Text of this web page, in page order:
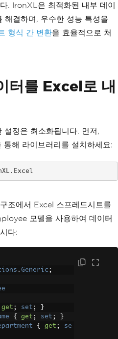
. IronXL은 최적화된 내부 데이
해결하며, 우수한 성능 특성을
형식 간 변환을 효율적으로 처
터를 Excel로 내
정은 최소화됩니다. 먼저,
해 라이브러리를 설치하세요:
조에서 Excel 스프레드시트를
모델을 사용하여 데이터
다:
. Generic ;
get ; set ;
}
{ get ; set ;
}
{ get ;
se